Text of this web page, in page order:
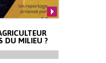
DU MILIEU ?